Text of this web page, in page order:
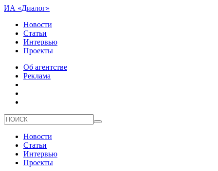
ИА «Диалог»
Новости
Статьи
Интервью
Проекты
Об агентстве
Реклама
Новости
Статьи
Интервью
Проекты